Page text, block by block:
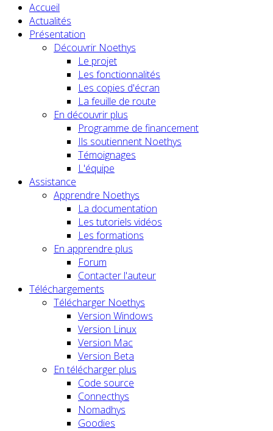
Accueil
Actualités
Présentation
Découvrir Noethys
Le projet
Les fonctionnalités
Les copies d'écran
La feuille de route
En découvrir plus
Programme de financement
Ils soutiennent Noethys
Témoignages
L'équipe
Assistance
Apprendre Noethys
La documentation
Les tutoriels vidéos
Les formations
En apprendre plus
Forum
Contacter l'auteur
Téléchargements
Télécharger Noethys
Version Windows
Version Linux
Version Mac
Version Beta
En télécharger plus
Code source
Connecthys
Nomadhys
Goodies